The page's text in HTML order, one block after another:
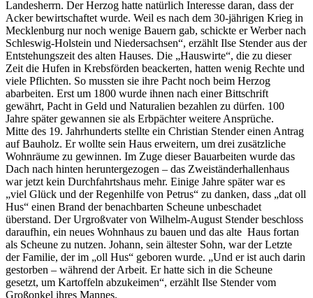
Landesherrn. Der Herzog hatte natürlich Interesse daran, dass der
Acker bewirtschaftet wurde. Weil es nach dem 30-jährigen Krieg in
Mecklenburg nur noch wenige Bauern gab, schickte er Werber nach
Schleswig-Holstein und Niedersachsen“, erzählt Ilse Stender aus der
Entstehungszeit des alten Hauses. Die „Hauswirte“, die zu dieser
Zeit die Hufen in Krebsförden beackerten, hatten wenig Rechte und
viele Pflichten. So mussten sie ihre Pacht noch beim Herzog
abarbeiten. Erst um 1800 wurde ihnen nach einer Bittschrift
gewährt, Pacht in Geld und Naturalien bezahlen zu dürfen. 100
Jahre später gewannen sie als Erbpächter weitere Ansprüche.
Mitte des 19. Jahrhunderts stellte ein Christian Stender einen Antrag
auf Bauholz. Er wollte sein Haus erweitern, um drei zusätzliche
Wohnräume zu gewinnen. Im Zuge dieser Bauarbeiten wurde das
Dach nach hinten heruntergezogen – das Zweiständerhallenhaus
war jetzt kein Durchfahrtshaus mehr. Einige Jahre später war es
„viel Glück und der Regenhilfe von Petrus“ zu danken, dass „dat oll
Hus“ einen Brand der benachbarten Scheune unbeschadet
überstand. Der Urgroßvater von Wilhelm-August Stender beschloss
daraufhin, ein neues Wohnhaus zu bauen und das alte Haus fortan
als Scheune zu nutzen. Johann, sein ältester Sohn, war der Letzte
der Familie, der im „oll Hus“ geboren wurde. „Und er ist auch darin
gestorben – während der Arbeit. Er hatte sich in die Scheune
gesetzt, um Kartoffeln abzukeimen“, erzählt Ilse Stender vom
Großonkel ihres Mannes.